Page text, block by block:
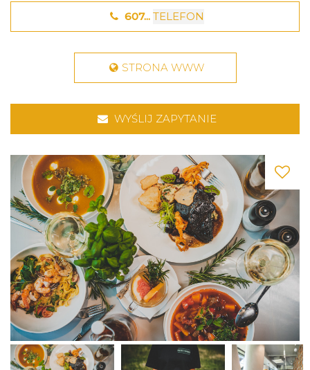
607... TELEFON
STRONA WWW
WYŚLIJ ZAPYTANIE